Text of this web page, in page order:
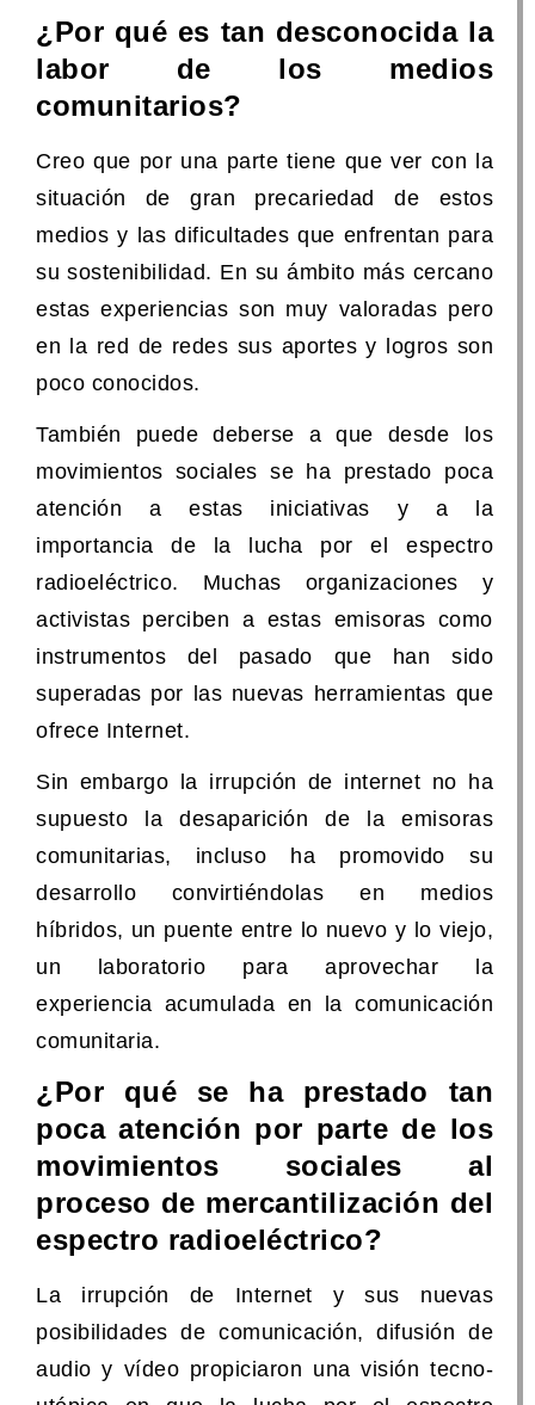
¿Por qué es tan desconocida la
labor de los medios
comunitarios?
Creo que por una parte tiene que ver con la
situación de gran precariedad de estos
medios y las dificultades que enfrentan para
su sostenibilidad. En su ámbito más cercano
estas experiencias son muy valoradas pero
en la red de redes sus aportes y logros son
poco conocidos.
También puede deberse a que desde los
movimientos sociales se ha prestado poca
atención a estas iniciativas y a la
importancia de la lucha por el espectro
radioeléctrico. Muchas organizaciones y
activistas perciben a estas emisoras como
instrumentos del pasado que han sido
superadas por las nuevas herramientas que
ofrece Internet.
Sin embargo la irrupción de internet no ha
supuesto la desaparición de la emisoras
comunitarias, incluso ha promovido su
desarrollo convirtiéndolas en medios
híbridos, un puente entre lo nuevo y lo viejo,
un laboratorio para aprovechar la
experiencia acumulada en la comunicación
comunitaria.
¿Por qué se ha prestado tan
poca atención por parte de los
movimientos sociales al
proceso de mercantilización del
espectro radioeléctrico?
La irrupción de Internet y sus nuevas
posibilidades de comunicación, difusión de
audio y vídeo propiciaron una visión tecno-